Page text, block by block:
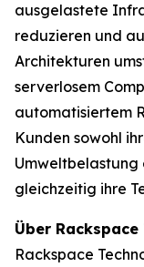
ausgelastete
reduzieren und
Architekturen
serverlosem
automatisiertem
Kunden sowohl
Umweltbelastung
gleichzeitig ihre
Über
Rackspace